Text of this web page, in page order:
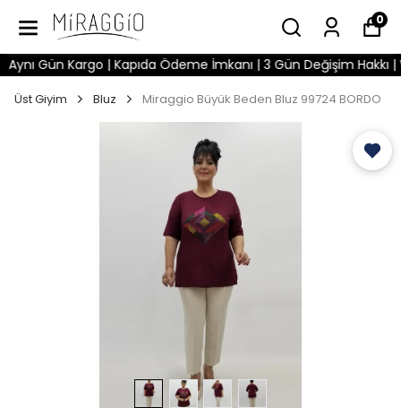
0
Gün Kargo | Kapıda Ödeme İmkanı | 3 Gün Değişim Hakkı |
Üst Giyim Bluz Miraggio Büyük Beden Bluz 99724 BORDO